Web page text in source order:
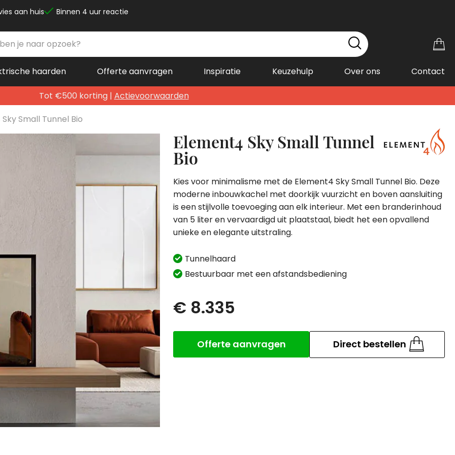
aan huis Binnen 4 uur reactie
haarden Offerte aanvragen Inspiratie Keuzehulp Over ons Contact
Tot €500 korting | Actievoorwaarden
Small Tunnel Bio
Element4 Sky Small Tunnel
Bio
Kies voor minimalisme met de Element4 Sky Small Tunnel Bio. Deze
moderne inbouwkachel met doorkijk vuurzicht en boven aansluiting
is een stijlvolle toevoeging aan elk interieur. Met een branderinhoud
van 5 liter en vervaardigd uit plaatstaal, biedt het een opvallend
unieke en elegante uitstraling.
Tunnelhaard
Bestuurbaar met een afstandsbediening
€ 8.335
Direct bestellen
Offerte aanvragen